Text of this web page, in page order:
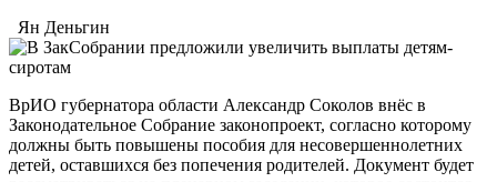
Ян Деньгин
ВрИО губернатора области Александр Соколов внёс в
Законодательное Собрание законопроект, согласно которому
должны быть повышены пособия для несовершеннолетних
детей, оставшихся без попечения родителей. Документ будет